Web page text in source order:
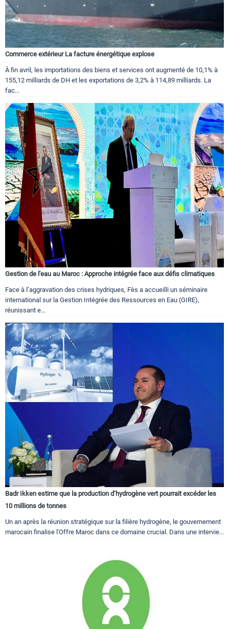
Commerce extérieur La facture énergétique explose
À fin avril, les importations des biens et services ont augmenté de 10,1% à
155,12 milliards de DH et les exportations de 3,2% à 114,89 milliards. La
fac...
Gestion de l'eau au Maroc : Approche intégrée face aux défis climatiques
Face à l’aggravation des crises hydriques, Fès a accueilli un séminaire
international sur la Gestion Intégrée des Ressources en Eau (GIRE),
réunissant e...
Badr Ikken estime que la production d’hydrogène vert pourrait excéder les
10 millions de tonnes
Un an après la réunion stratégique sur la filière hydrogène, le gouvernement
marocain finalise l'Offre Maroc dans ce domaine crucial. Dans une intervie...